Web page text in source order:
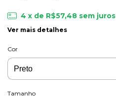
4 x de R$57,48 sem juros
Ver mais detalhes
Cor
Tamanho